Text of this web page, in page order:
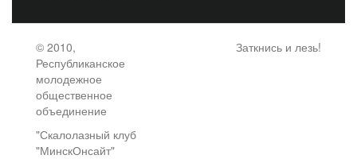
© 2010,
Республиканское
молодежное
общественное
объединение
"Скалолазный клуб
"МинскОнсайт"
Заткнись и лезь!